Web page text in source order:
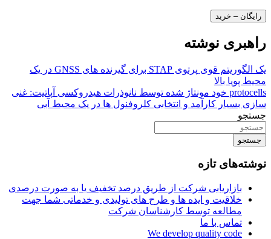
رایگان – خرید
راهبری نوشته
یک الگوریتم قوی پرتوی STAP برای گیرنده های GNSS در یک
محیط پویا بالا
protocells خود مونتاژ شده توسط نانوذرات هیدروکسی آپاتیت: غنی
سازی بسیار کارآمد و انتخابی کلروفنول ها در یک محیط آبی
جستجو
جستجو
نوشته‌های تازه
بازاریابی شرکت از طریق درصد تخفیف یا به صورت درصدی
خلاقیت و ایده ها و طرح های تولیدی و خدماتی شما جهت
مطالعه توسط کارشناسان شرکت
تماس با ما
We develop quality code